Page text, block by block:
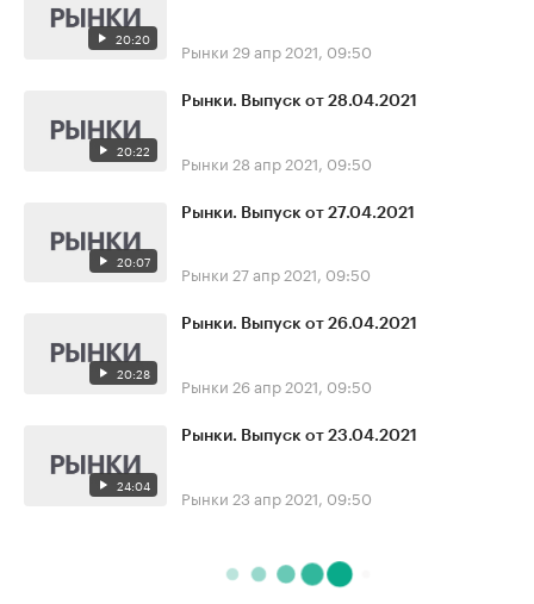
20:20 Рынки 29 апр 2021, 09:50
20:22
Рынки. Выпуск от 28.04.2021
Рынки 28 апр 2021, 09:50
20:07
Рынки. Выпуск от 27.04.2021
Рынки 27 апр 2021, 09:50
20:28
Рынки. Выпуск от 26.04.2021
Рынки 26 апр 2021, 09:50
24:04
Рынки. Выпуск от 23.04.2021
Рынки 23 апр 2021, 09:50